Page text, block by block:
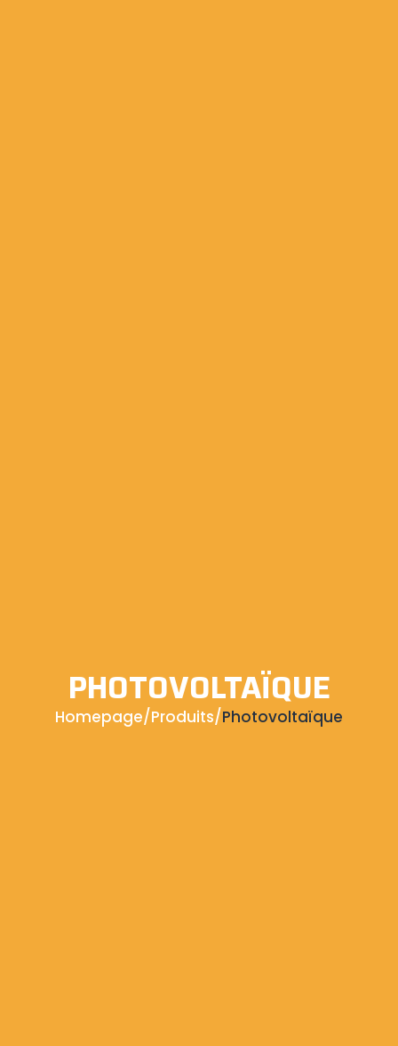
PHOTOVOLTAÏQUE
Homepage/Produits/Photovoltaïque